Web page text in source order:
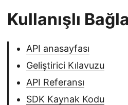
Kullanışlı
API anasayfası
Geliştirici Kılavuzu
API Referansı
SDK Kaynak Kodu